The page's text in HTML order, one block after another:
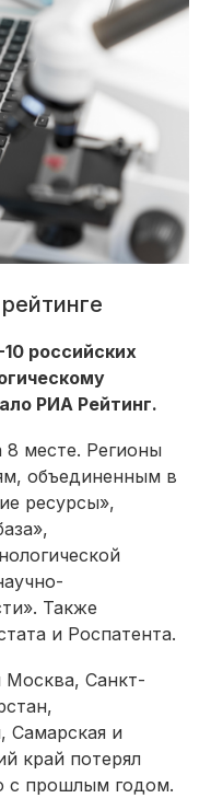
российских
РИА Рейтинг.
месте. Регионы
объединенным в
ресурсы»,
Также
и Роспатента.
Москва, Санкт-
Самарская и
край потерял
с прошлым годом.